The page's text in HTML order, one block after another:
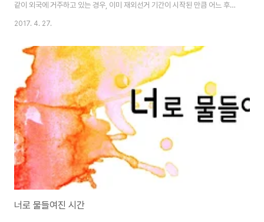
같이 외국에 거주하고 있는 경우, 이미 재외선거 기간이 시작된 만큼 어느 후보
에서 소중한 한 표를 행사해야 할지 더욱 생각이 복잡해지는 시기이다. 어느 대
난 직후라 모든 국민이 대통령 선거의 중요성을 그 어느 때보다 잘 인지하고 있
는 만큼 뜨거운 국민적 관심이 대선 후보들의 행보에 몰려있다. 각 후보가 내건
10대 공약 혹은 포스터뿐만 아니라 총 5차례에 걸쳐 진행되는 주요 대선후보
토론회까지 매일 새롭게 뒤바뀌는 실시간 검색어들을 통해 얼마나 많은 국민이
각 후보들을 예..
2017. 4. 27.
너로 물들여진 시간